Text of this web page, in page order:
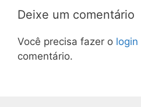
Deixe um comentário
Você precisa fazer o login
comentário.